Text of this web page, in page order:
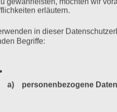
der Sinti und
erläutern.
in dieser
Begriffe:
a) personenbezogene Daten